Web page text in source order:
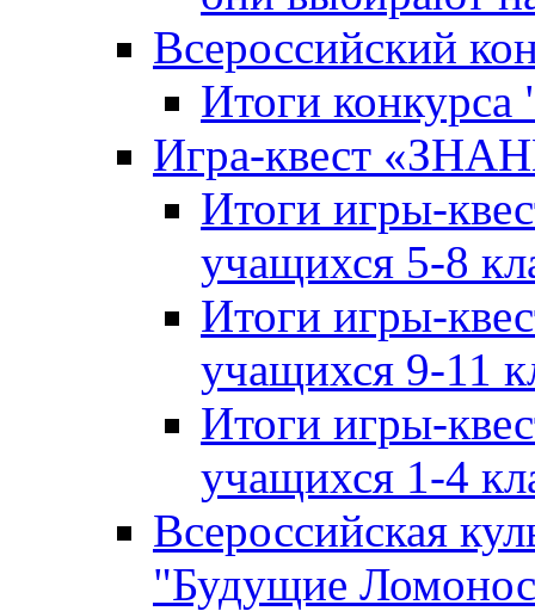
Всероссийский
Итоги
Игра-квест
Итоги игры-
учащихся 5-8
Итоги игры-
учащихся 9-11
Итоги игры-
учащихся 1-4
Всероссийская
"Будущие